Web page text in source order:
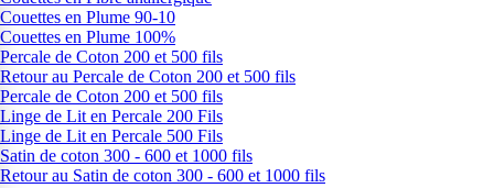
Couettes en Plume 90-10
Couettes en Plume 100%
Percale de Coton 200 et 500 fils
Retour au Percale de Coton 200 et 500 fils
Percale de Coton 200 et 500 fils
Linge de Lit en Percale 200 Fils
Linge de Lit en Percale 500 Fils
Satin de coton 300 - 600 et 1000 fils
Retour au Satin de coton 300 - 600 et 1000 fils